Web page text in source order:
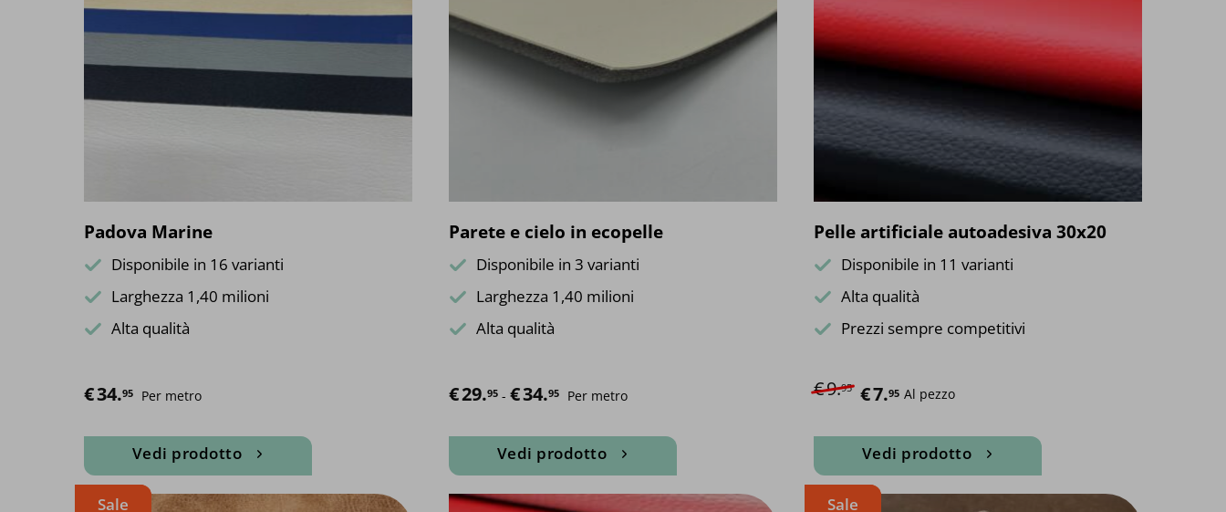
opzioni
scelte
possono
opzioni
possono
essere
nella
pagina
del
Padova Marine
Disponibile in 16 varianti
Larghezza 1,40 milioni
Alta qualità
€34.95 Per metro
Vedi prodotto
Parete e cielo in ecopelle
Disponibile in 3 varianti
Larghezza 1,40 milioni
Alta qualità
€29.95 - €34.95 Fascia di prezzo: da €29.95 a €34.95
Per metro
Vedi prodotto
Pelle artificiale autoadesiva 30x20
Disponibile in 11 varianti
Alta qualità
Prezzi sempre competitivi
€9.95
Il prezzo originale era: €9.95.
€7.95
Il prezzo attuale è: €7.95.
Al pezzo
Vedi prodotto
prodotto
Sale Sale